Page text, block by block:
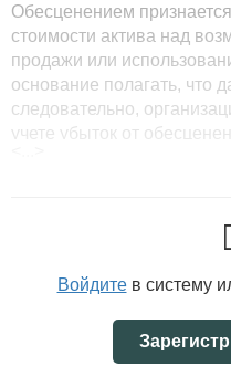
Обесценением
стоимости актива над
продажи или
основание полагать, что
следовательно,
учете убыток от
МСФО(IAS) 36
внешним признакам
актива больше, чем
Войдитев систему